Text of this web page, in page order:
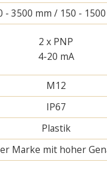
- 3500 mm / 150 -
2 x PNP
4-20 mA
M12
IP67
Plastik
Marke mit hoher